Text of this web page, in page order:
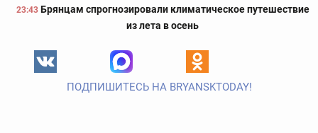
23:43 Брянцам спрогнозировали климатическое путешествие
из лета в осень
ПОДПИШИТЕСЬ НА BRYANSKTODAY!